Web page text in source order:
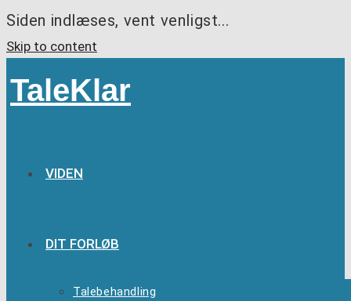
Siden indlæses, vent venligst...
Skip to content
TaleKlar
VIDEN
DIT FORLØB
Talebehandling